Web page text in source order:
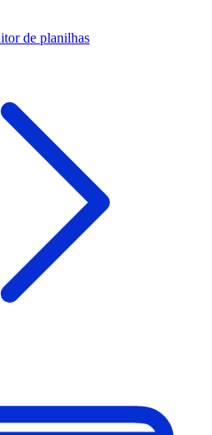
de planilhas